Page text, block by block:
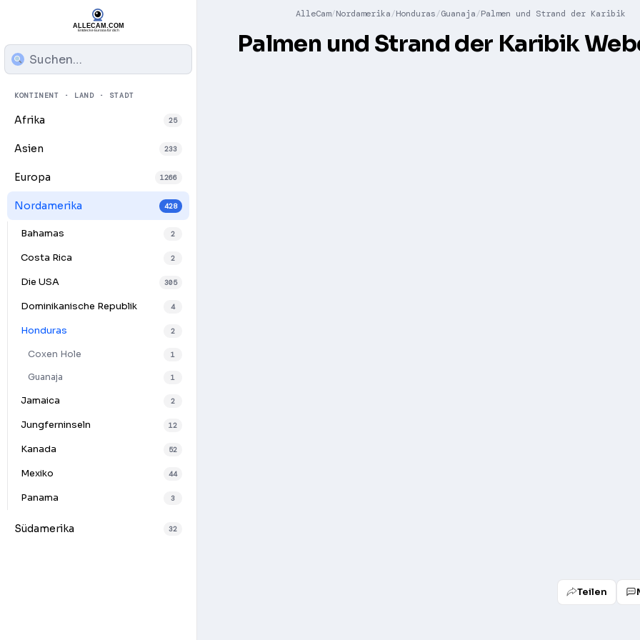
KONTINENT · LAND · STADT
Afrika 25
Asien 233
Europa 1266
Nordamerika 428
Bahamas 2
Costa Rica 2
Die USA 305
Dominikanische Republik 4
Honduras 2
Coxen Hole 1
Guanaja 1
Jamaica 2
Jungferninseln 12
Kanada 52
Mexiko 44
Panama 3
Südamerika 32
AlleCam Nordamerika Honduras Guanaja Palmen und Strand der Karibik
Palmen und Strand der Karibik
Teilen